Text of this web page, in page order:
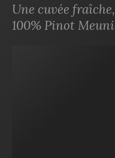
Une cuvée
100% Pinot